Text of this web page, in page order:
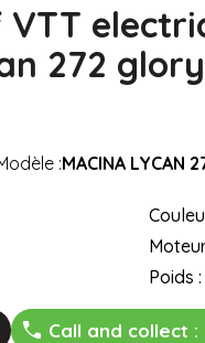
272 glory
:MACINA LYCAN
Poids :
Call and collect :